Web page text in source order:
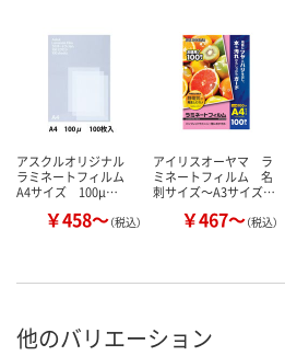
アスクルオリジナル
ラミネートフィルム
A4サイズ 100μ…
￥458～（税込）
アイリスオーヤマ ラ
ミネートフィルム 名
刺サイズ～A3サイズ…
￥467～（税込）
他のバリエーション